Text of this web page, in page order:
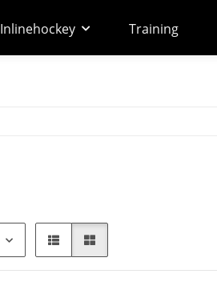
Inlinehockey Training